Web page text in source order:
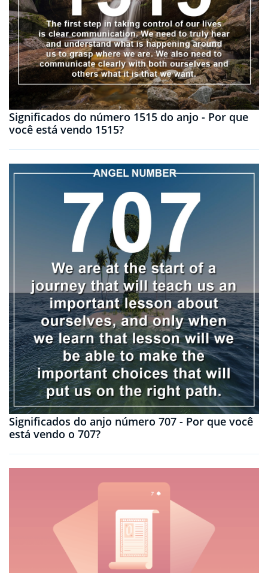
Significados do número 1515 do anjo - Por que
você está vendo 1515?
Significados do anjo número 707 - Por que você
está vendo o 707?